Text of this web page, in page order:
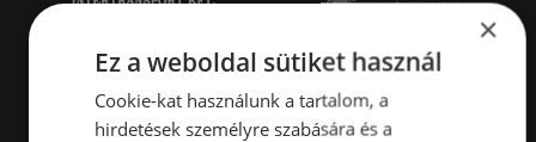
×
Ez a weboldal sütiket használ
Cookie-kat használunk a tartalom, a
hirdetések személyre szabására és a